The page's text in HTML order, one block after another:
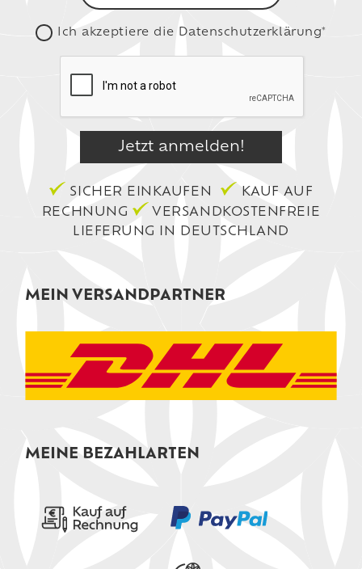
Ich akzeptiere die Datenschutzerklärung*
SICHER EINKAUFEN
KAUF AUF
RECHNUNG
VERSANDKOSTENFREIE
LIEFERUNG IN DEUTSCHLAND
MEIN VERSANDPARTNER
MEINE BEZAHLARTEN